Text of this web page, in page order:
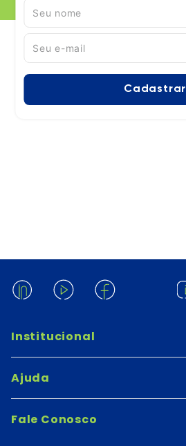
Cadastrar
Institucional
Ajuda
Fale Conosco